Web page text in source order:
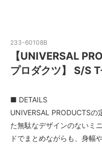
233-60108B
【UNIVERSAL
プロダクツ】 S/S
■ DETAILS
UNIVERSAL PRODUCTS
た無駄なデザインのないミ
ドでまとめながらも、身幅